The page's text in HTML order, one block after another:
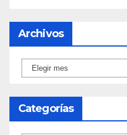
Archivos
Archivos
Categorías